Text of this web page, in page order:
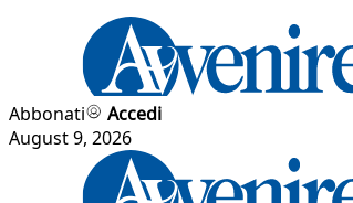
Abbonati
Accedi
August 9, 2026